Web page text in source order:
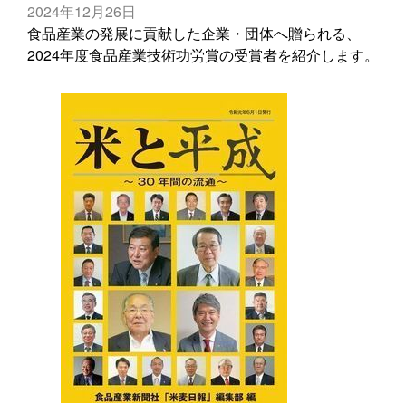
2024年12月26日
食品産業の発展に貢献した企業・団体へ贈られる、
2024年度食品産業技術功労賞の受賞者を紹介します。